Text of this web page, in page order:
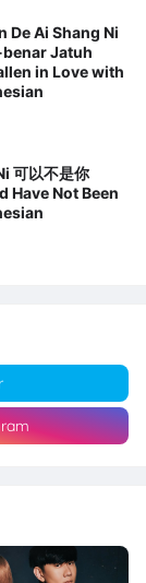
De Ai Shang Ni
benar Jatuh
in Love with
可以不是你
Have Not Been